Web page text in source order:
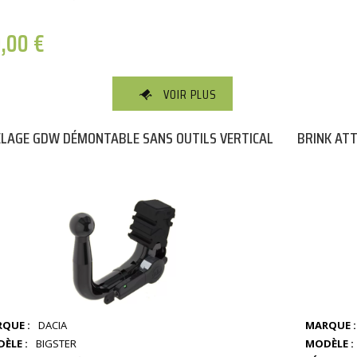
€
VOIR PLUS
GDW DÉMONTABLE SANS OUTILS VERTICAL
:
DACIA
:
BIGSTER
BRINK
MARQUE :
MODÈLE :